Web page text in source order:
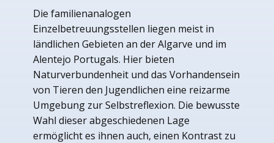
Die familienanalogen
Einzelbetreuungsstellen liegen meist in
ländlichen Gebieten an der Algarve und im
Alentejo Portugals. Hier bieten
Naturverbundenheit und das Vorhandensein
von Tieren den Jugendlichen eine reizarme
Umgebung zur Selbstreflexion. Die bewusste
Wahl dieser abgeschiedenen Lage
ermöglicht es ihnen auch, einen Kontrast zu